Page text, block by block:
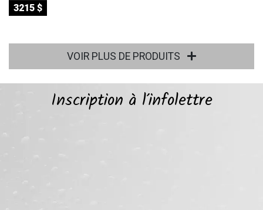
3215 $
VOIR PLUS DE PRODUITS
Inscription à l’infolettre